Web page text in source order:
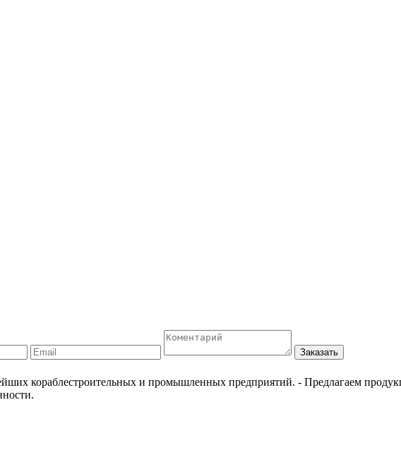
Заказать
кораблестроительных и промышленных предприятий. - Предлагаем